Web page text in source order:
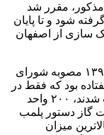
مذکور، مقرر شد
شود و تا پایان
سازی از اصفهان
وی متذکر شد: کوره‌های آجرپزی نیز از سال ۱۳۹۸ مصوبه شورای
بود که فقط در
سال جاری ۴۸ واحد از کوره‌های آجرپزی پلمب شدند، ۲۰۰ واحد
گاز دستور پلمب
بالاترین میزان